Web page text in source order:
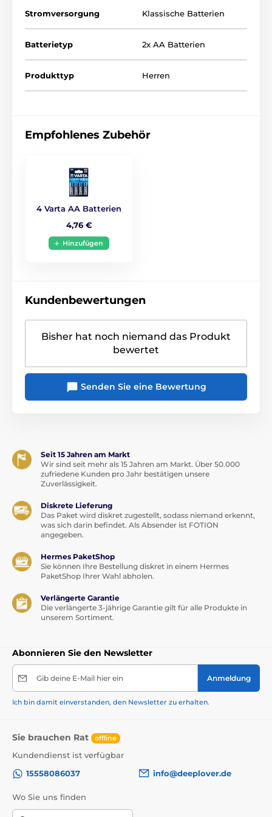
AA).
Das Produkt ist in Kategorien eingeteilt
Aufblaspuppen
Realistische Sexgummipuppen
Stromversorgung Klassische Batterien
Batterietyp 2x AA Batterien
Produkttyp Herren
Empfohlenes Zubehör
4 Varta AA Batterien
4,76 €
Hinzufügen
Kundenbewertungen
Bisher hat noch niemand das Produkt
bewertet
Senden Sie eine Bewertung
Seit 15 Jahren am Markt
Wir sind seit mehr als 15 Jahren am Markt. Über 50.000
zufriedene Kunden pro Jahr bestätigen unsere
Zuverlässigkeit.
Diskrete Lieferung
Das Paket wird diskret zugestellt, sodass niemand erkennt,
was sich darin befindet. Als Absender ist FOTION
angegeben.
Hermes PaketShop
Sie können Ihre Bestellung diskret in einem Hermes
PaketShop Ihrer Wahl abholen.
Verlängerte Garantie
Die verlängerte 3-jährige Garantie gilt für alle Produkte in
unserem Sortiment.
Abonnieren Sie den Newsletter
Gib deine E-Mail hier ein Anmeldung
Ich bin damit einverstanden, den Newsletter zu erhalten.
Sie brauchen Rat offline
Kundendienst ist verfügbar
15558086037
info@deeplover.de
Wo Sie uns finden